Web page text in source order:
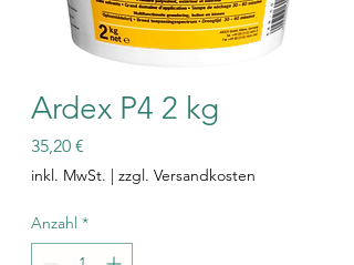
Ardex P4 2 kg
35,20 €
inkl. MwSt. | zzgl. Versandkosten
Anzahl *